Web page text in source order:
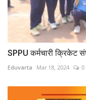
SPPU कर्मचारी क्रिकेट
Eduvarta Mar 18, 2024 0